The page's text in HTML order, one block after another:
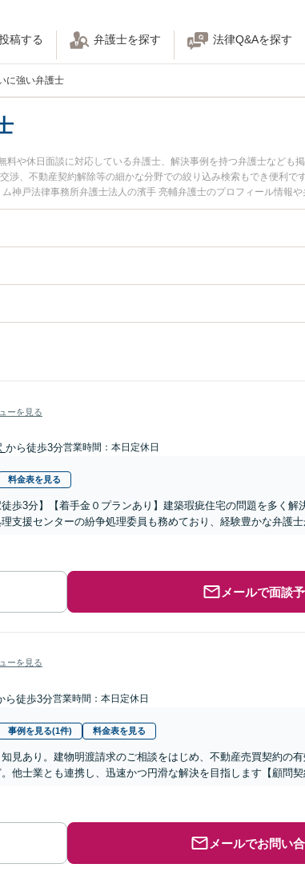
稿する 弁護士を探す 法律Q&Aを探す
に強い弁護士
や休日面談に対応している弁護士、解決事例を持つ弁護士なども
、不動産契約解除等の細かな分野での絞り込み検索もでき便利で
神戸法律事務所弁護士法人の濱手 亮輔弁護士のプロフィール情報
すぐに弁護士に相談したい』『不動産・住まいのトラブル解決の実
相談予約したい』などでお困りの相談者さんにおすすめです。
ーを見る
から徒歩3分営業時間：本日定休日
料金表を見る
徒歩3分】【着手金０プランあり】建築瑕疵住宅の問題を多く解
支援センターの紛争処理委員も務めており、経験豊かな弁護士
メールで面談
ーを見る
ら徒歩3分営業時間：本日定休日
事例を見る(1件) 料金表を見る
知見あり。建物明渡請求のご相談をはじめ、不動産売買契約の
他士業とも連携し、迅速かつ円滑な解決を目指します【顧問契
メールでお問い